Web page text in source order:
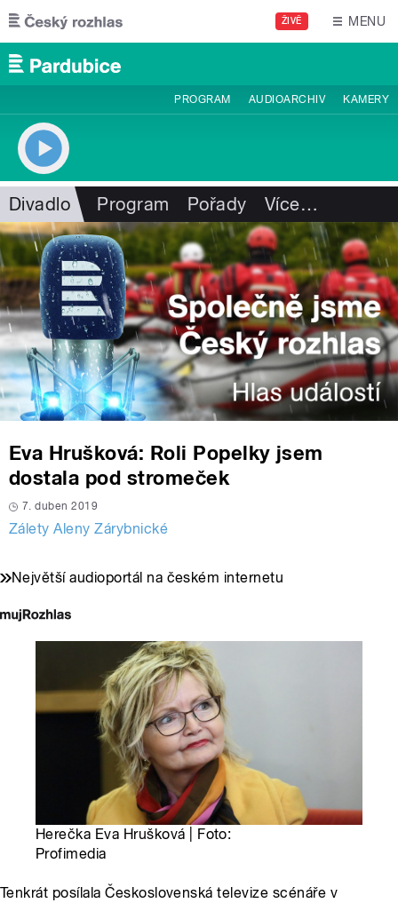
Přejít k hlavnímu obsahu
ŽIVĚ MENU
PROGRAM AUDIOARCHIV KAMERY
Divadlo Program Pořady Více…
Eva Hrušková: Roli Popelky jsem
dostala pod stromeček
7. duben 2019
Zálety Aleny Zárybnické
Největší audioportál na českém internetu
Herečka Eva Hrušková | Foto:
Profimedia
Tenkrát posílala Československá televize scénáře v